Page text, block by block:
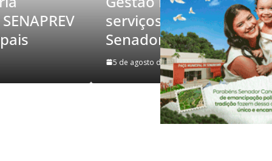
espaços públicos em
evento
Nacional
4 de agosto de